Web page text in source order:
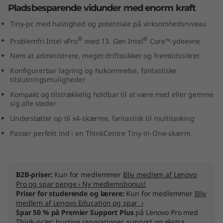
n
y
(
I
n
t
Pladsbesparende vidunder med enorm kraft
Tiny-pc med hastighed og potentiale på virksomhedsniveau
Problemfri Intel vPro® med 13. Gen Intel® Core™-ydeevne
Nem at administrere, meget driftssikker og fremtidssikret
Konfigurerbar lagring og hukommelse, fantastiske
tilslutningsmuligheder
Kompakt og tilstrækkelig holdbar til at være med eller gemme
sig alle steder
Understøtter op til x4-skærme, fantastisk til multitasking
Passer perfekt ind i en ThinkCentre Tiny-in-One-skærm
B2B-priser: Kun for medlemmer Bliv medlem af Lenovo
Pro og spar penge › Ny medlemsbonus!
Priser for studerende og lærere: Kun for medlemmer Bliv
medlem af Lenovo Education og spar ›
Spar 50 % på Premier Support Pluspå Lenovo Pro med